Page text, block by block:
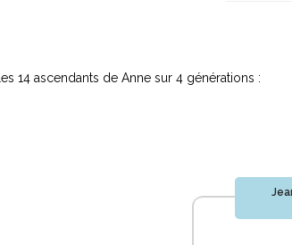
Les 14 ascendants de Anne sur 4 générations :